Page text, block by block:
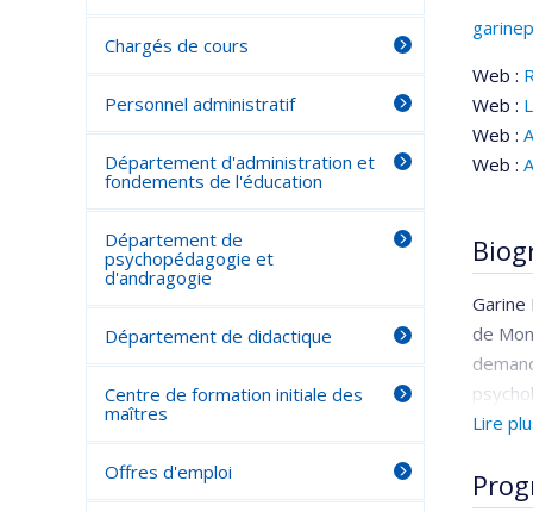
Web :
Web :
Web :
Web :
Garine
de
Garine
et les
Lire
Chargés de cours
Personnel administratif
Département d'administration et
fondements de l'éducation
Département de
psychopédagogie et
d'andragogie
Département de didactique
Centre de formation initiale des
maîtres
Offres d'emploi